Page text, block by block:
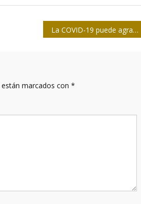
La COVID-19 puede agravar el riego de hambruna en cuatro países, advierte Naciones Unidas
marcados con *